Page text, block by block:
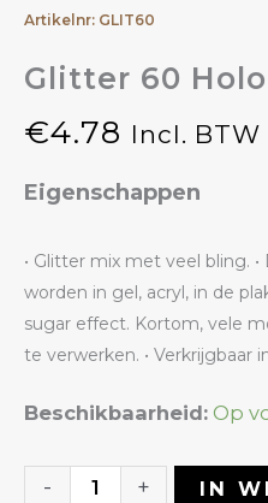
Artikelnr: GLIT60
Glitter 60
€4.78 Incl. BTW
Eigenschappen
• Glitter mix met veel bling.
worden in gel, acryl, in de
sugar effect. Kortom, vele
te verwerken. • Verkrijgbaar
Beschikbaarheid: Op
-
Glitter
Holo
+ IN